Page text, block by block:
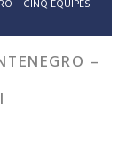
– CINQ ÉQUIPES
–